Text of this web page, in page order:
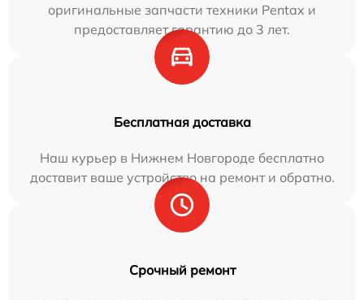
оригинальные запчасти техники Pentax и
предоставляет гарантию до 3 лет.
Бесплатная доставка
Наш курьер в Нижнем Новгороде бесплатно
доставит ваше устройство на ремонт и обратно.
Срочный ремонт